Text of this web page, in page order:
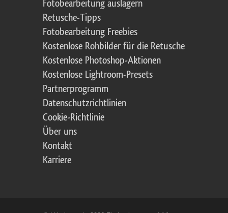
Fotobearbeitung auslagern
Retusche-Tipps
Fotobearbeitung Freebies
Kostenlose Rohbilder für die Retusche
Kostenlose Photoshop-Aktionen
Kostenlose Lightroom-Presets
Partnerprogramm
Datenschutzrichtlinien
Cookie-Richtlinie
Über uns
Kontakt
Karriere